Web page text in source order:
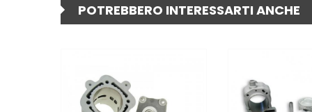
POTREBBERO INTERESSARTI ANCHE